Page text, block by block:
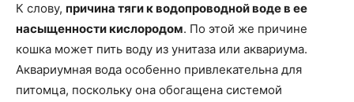
К слову, причина тяги к водопроводной воде в ее
насыщенности кислородом. По этой же причине
кошка может пить воду из унитаза или аквариума.
Аквариумная вода особенно привлекательна для
питомца, поскольку она обогащена системой